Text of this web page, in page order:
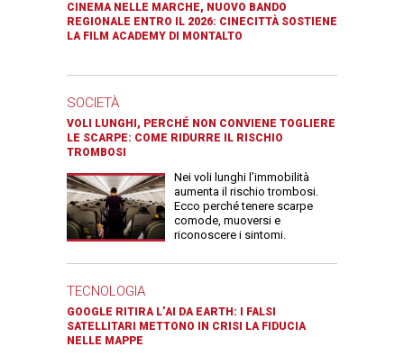
CINEMA NELLE MARCHE, NUOVO BANDO
REGIONALE ENTRO IL 2026: CINECITTÀ SOSTIENE
LA FILM ACADEMY DI MONTALTO
SOCIETÀ
VOLI LUNGHI, PERCHÉ NON CONVIENE TOGLIERE
LE SCARPE: COME RIDURRE IL RISCHIO
TROMBOSI
Nei voli lunghi l’immobilità
aumenta il rischio trombosi.
Ecco perché tenere scarpe
comode, muoversi e
riconoscere i sintomi.
TECNOLOGIA
GOOGLE RITIRA L’AI DA EARTH: I FALSI
SATELLITARI METTONO IN CRISI LA FIDUCIA
NELLE MAPPE